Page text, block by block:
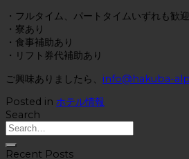
・フルタイム、パートタイムいずれも歓
・寮あり
・食事補助あり
・リフト券代補助あり
ご興味ありましたら、 info@hakuba-
Posted in ホテル情報
Search
Recent Posts